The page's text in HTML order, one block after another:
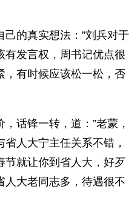
的真实想法：”刘兵对于
有发言权，周书记优点很
，有时候应该松一松，否
话锋一转，道：”老蒙，
人大宁主任关系不错，
节就让你到省人大，好歹
人大老同志多，待遇很不